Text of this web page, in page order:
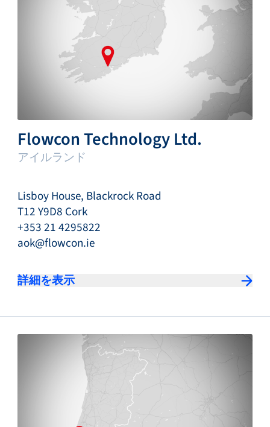
Flowcon Technology Ltd.
アイルランド
Lisboy House, Blackrock Road
T12 Y9D8 Cork
+353 21 4295822
aok@flowcon.ie
詳細を表示